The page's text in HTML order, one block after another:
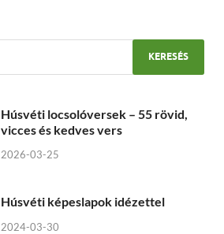
Húsvéti locsolóversek – 55 rövid,
vicces és kedves vers
2026-03-25
Húsvéti képeslapok idézettel
2024-03-30